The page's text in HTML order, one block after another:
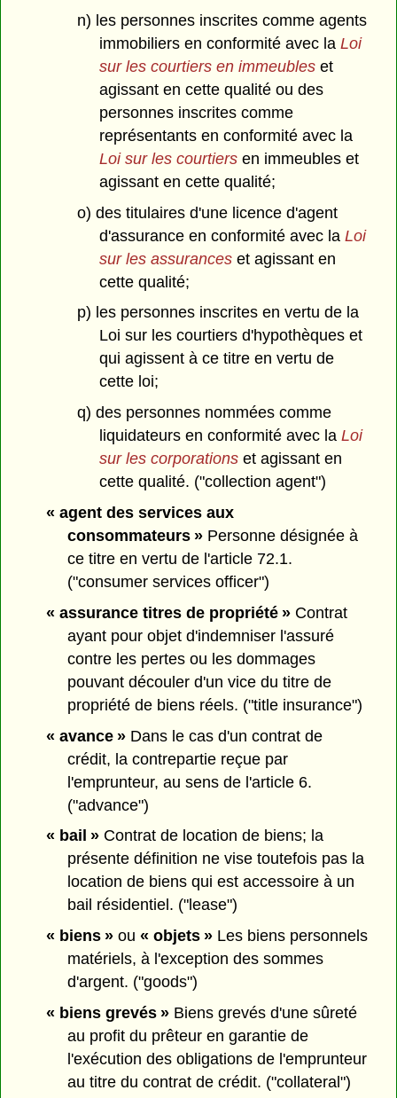
n) les personnes inscrites comme agents
immobiliers en conformité avec la Loi
sur les courtiers en immeubleset
agissant en cette qualité ou des
personnes inscrites comme
représentants en conformité avec la
Loi sur les courtiersen immeubles et
agissant en cette qualité;
o) des titulaires d'une licence d'agent
d'assurance en conformité avec la Loi
sur les assuranceset agissant en
cette qualité;
p) les personnes inscrites en vertu de la
Loi sur les courtiers d'hypothèques et
qui agissent à ce titre en vertu de
cette loi;
q) des personnes nommées comme
liquidateurs en conformité avec la Loi
sur les corporationset agissant en
cette qualité. ("collection agent")
« agent des services aux
consommateurs » Personne désignée à
ce titre en vertu de l'article 72.1.
("consumer services officer")
« assurance titres de propriété »Contrat
ayant pour objet d'indemniser l'assuré
contre les pertes ou les dommages
pouvant découler d'un vice du titre de
propriété de biens réels. ("title insurance")
« avance »Dans le cas d'un contrat de
crédit, la contrepartie reçue par
l'emprunteur, au sens de l'article 6.
("advance")
« bail »Contrat de location de biens; la
présente définition ne vise toutefois pas la
location de biens qui est accessoire à un
bail résidentiel. ("lease")
« biens »ou « objets »Les biens personnels
matériels, à l'exception des sommes
d'argent. ("goods")
« biens grevés »Biens grevés d'une sûreté
au profit du prêteur en garantie de
l'exécution des obligations de l'emprunteur
au titre du contrat de crédit. ("collateral")